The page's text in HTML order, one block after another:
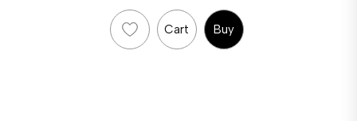
Cart Buy